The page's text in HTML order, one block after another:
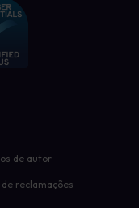
de autor
reclamações